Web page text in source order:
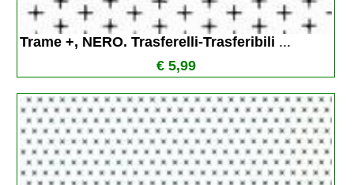
Trame +, NERO. Trasferelli-Trasferibili ...
€ 5,99